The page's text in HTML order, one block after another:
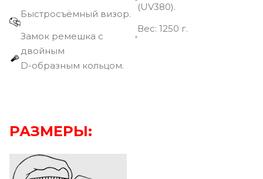
Быстросъёмный визор.
Замок ремешка с
двойным
D-образным кольцом.
(UV380).
Вec: 1250 г.
РАЗМЕРЫ: